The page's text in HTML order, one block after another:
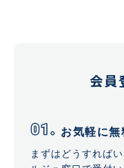
会員
お気軽に無
まずはどうすれば